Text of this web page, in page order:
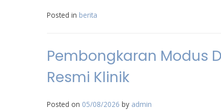
Posted in berita
Pembongkaran Modus
Resmi Klinik
Posted on 05/08/2026 by admin